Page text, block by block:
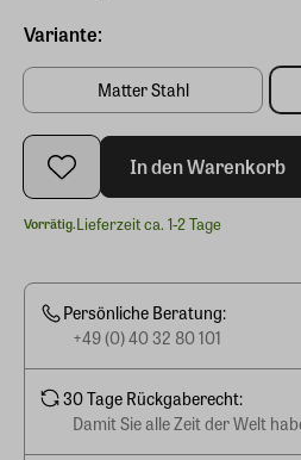
Variante:
Matter Stahl
In den Warenkorb
Vorrätig.Lieferzeit ca. 1-2 Tage
Persönliche Beratung:
+49 (0) 40 32 80 101
30 Tage Rückgaberecht:
Damit Sie alle Zeit der Welt